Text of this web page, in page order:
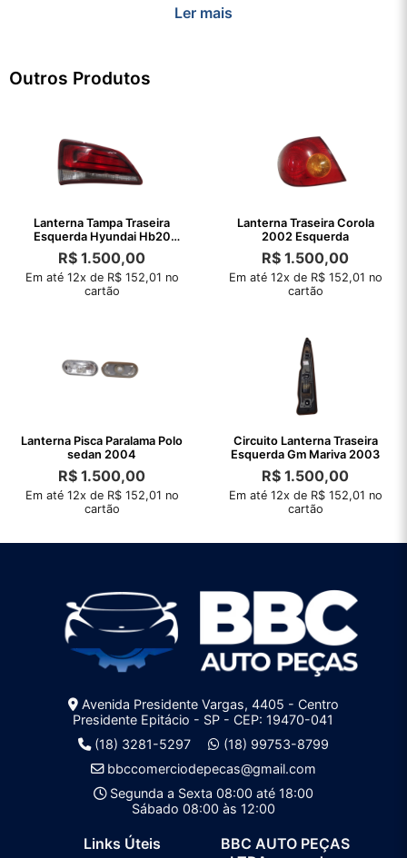
Ler mais
Outros Produtos
Lanterna Tampa Traseira
Esquerda Hyundai Hb20
2020 Detalhe
R$ 1.500,00
Em até 12x de R$ 152,01 no
cartão
Lanterna Traseira Corola
2002 Esquerda
R$ 1.500,00
Em até 12x de R$ 152,01 no
cartão
Lanterna Pisca Paralama Polo
sedan 2004
R$ 1.500,00
Em até 12x de R$ 152,01 no
cartão
Circuito Lanterna Traseira
Esquerda Gm Mariva 2003
R$ 1.500,00
Em até 12x de R$ 152,01 no
cartão
Avenida Presidente Vargas, 4405 - Centro
Presidente Epitácio - SP - CEP: 19470-041
(18) 3281-5297
(18) 99753-8799
bbccomerciodepecas@gmail.com
Segunda a Sexta 08:00 até 18:00
Sábado 08:00 às 12:00
Links Úteis
BBC AUTO PEÇAS